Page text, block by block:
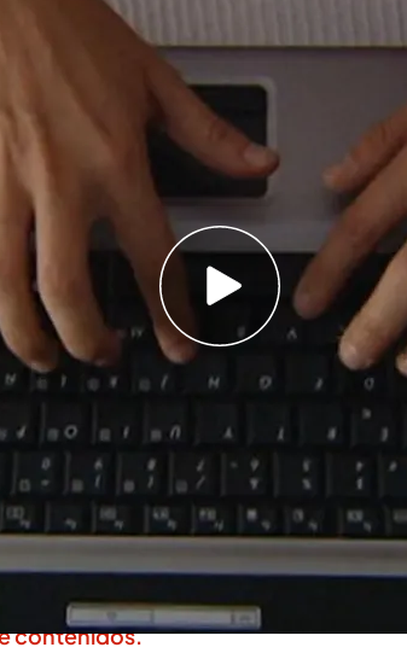
de cada 10 adolescentes consumen
España
tempranas tiene efectos negativos y
de jóvenes vio pornografía por
que consumen porno
Reina Sofía FAD, un 45% de jóvenes
los 12 y los 15 y un 23,5% antes de los
de Internet. Y es que para los niños
contenidos.